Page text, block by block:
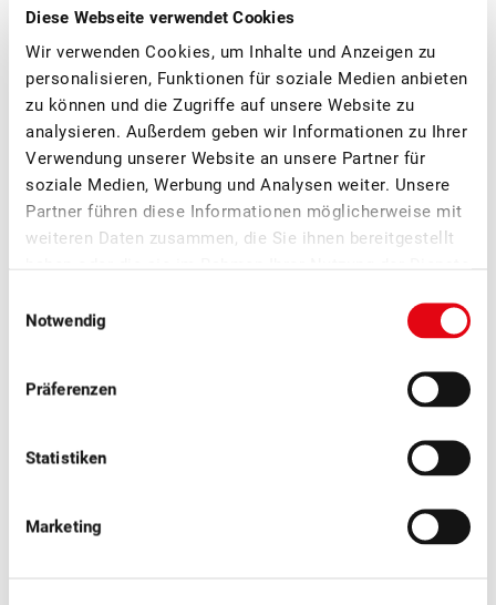
Diese Webseite verwendet Cookies
Wir verwenden Cookies, um Inhalte und Anzeigen zu
personalisieren, Funktionen für soziale Medien anbieten
zu können und die Zugriffe auf unsere Website zu
analysieren. Außerdem geben wir Informationen zu Ihrer
Verwendung unserer Website an unsere Partner für
soziale Medien, Werbung und Analysen weiter. Unsere
Partner führen diese Informationen möglicherweise mit
weiteren Daten zusammen, die Sie ihnen bereitgestellt
Notwendig
Präferenzen
Statistiken
Marketing
17.09.2025 Mostobst, Verarbeitung, Vergangene Seminare
Mostereiseminar und Sensorik-
Workshop 2026
Wir laden Sie zum Sensorik-Workshop und Mostereiseminar
am Mittwoch, 18. Februar 2026 ein.